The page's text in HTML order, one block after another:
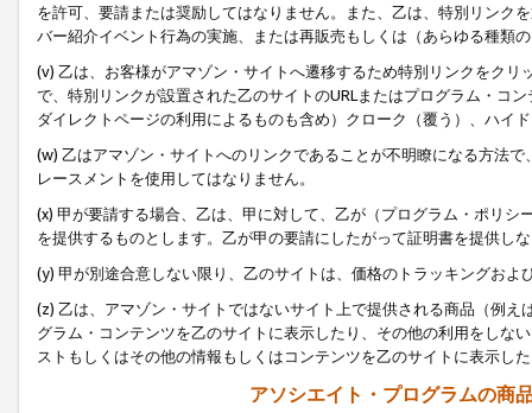
を許可、要請または奨励してはなりません。また、乙は、特別リンク
バー紹介イベント行為の実施、または再販売もしくは（あらゆる種類
(v) 乙は、お客様がアマゾン・サイトへ遷移するため特別リンクをク
で、特別リンクが設置された乙のサイトのURLまたはプログラム・コ
ダイレクトページの利用によるものも含め）クローク（覆う）、ハイ
(w) 乙はアマゾン・サイトへのリンクであることが不明瞭になる方法
レースメントを使用してはなりません。
(x) 甲が要請する場合、乙は、甲に対して、乙が（プログラム・ポリ
を提供するものとします。乙が甲の要請にしたがって証明書を提供し
(y) 甲が別途合意しない限り、乙のサイトは、価格のトラッキングお
(z) 乙は、アマゾン・サイトではないサイト上で提供される商品（例
グラム・コンテンツを乙のサイトに表示したり、その他の利用をしな
ストもしくはその他の情報もしくはコンテンツを乙のサイトに表示し
アソシエイト・プログラムの商